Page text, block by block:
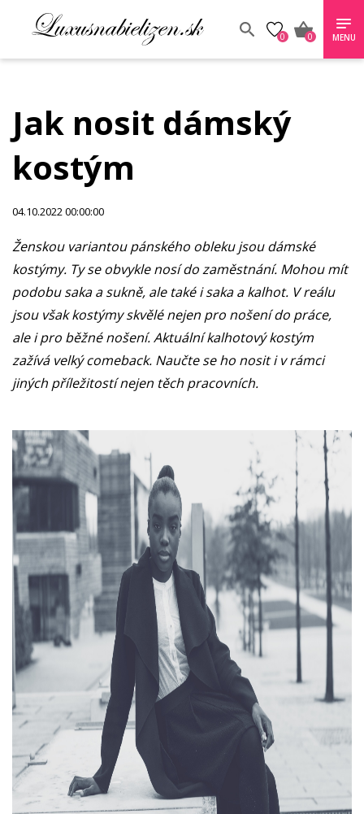
0 0 MENU
Jak nosit dámský
kostým
04.10.2022 00:00:00
Ženskou variantou pánského obleku jsou dámské
kostýmy. Ty se obvykle nosí do zaměstnání. Mohou mít
podobu saka a sukně, ale také i saka a kalhot. V reálu
jsou však kostýmy skvělé nejen pro nošení do práce,
ale i pro běžné nošení. Aktuální kalhotový kostým
zažívá velký comeback. Naučte se ho nosit i v rámci
jiných příležitostí nejen těch pracovních.